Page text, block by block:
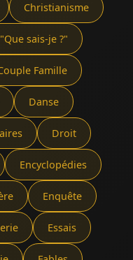
Christianisme
sais-je ?"
Famille
Danse
Droit
Encyclopédies
Enquête
Essais